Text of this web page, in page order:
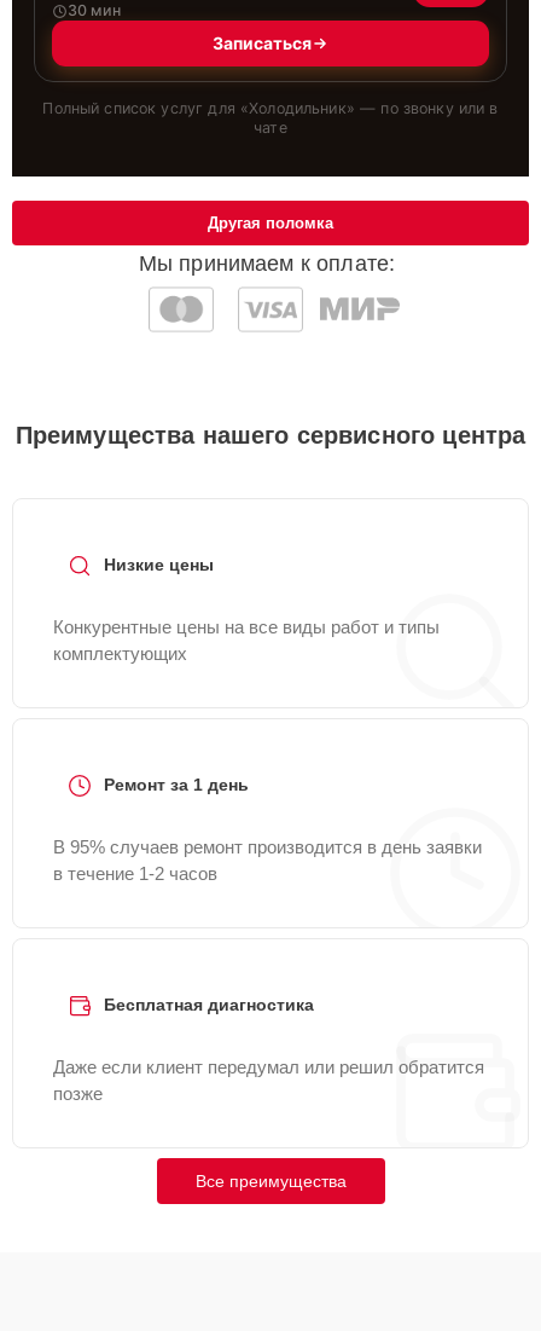
30 мин
Записаться
Полный список услуг для «Холодильник» — по звонку или в
чате
Мы принимаем к оплате:
Другая поломка
Преимущества нашего сервисного центра
Низкие цены
Конкурентные цены на все виды работ и типы
комплектующих
Ремонт за 1 день
В 95% случаев ремонт производится в день заявки
в течение 1-2 часов
Бесплатная диагностика
Даже если клиент передумал или решил обратится
позже
Все преимущества